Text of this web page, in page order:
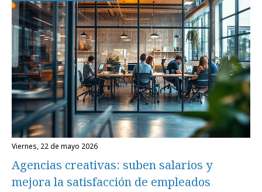
viernes, 22 de mayo 2026
Agencias creativas: suben salarios y
mejora la satisfacción de empleados